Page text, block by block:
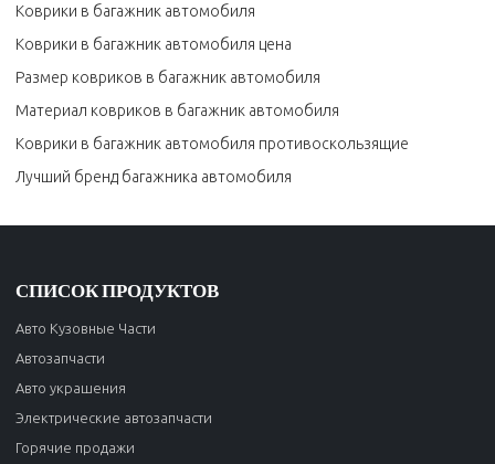
Коврики в багажник автомобиля
Коврики в багажник автомобиля цена
Размер ковриков в багажник автомобиля
Материал ковриков в багажник автомобиля
Коврики в багажник автомобиля противоскользящие
Лучший бренд багажника автомобиля
СПИСОК ПРОДУКТОВ
Авто Кузовные Части
Автозапчасти
Авто украшения
Электрические автозапчасти
Горячие продажи